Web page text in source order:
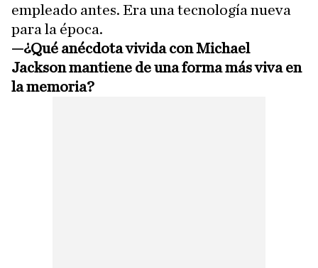
empleado antes. Era una tecnología nueva
para la época.
—¿Qué anécdota vivida con Michael
Jackson mantiene de una forma más viva en
la memoria?